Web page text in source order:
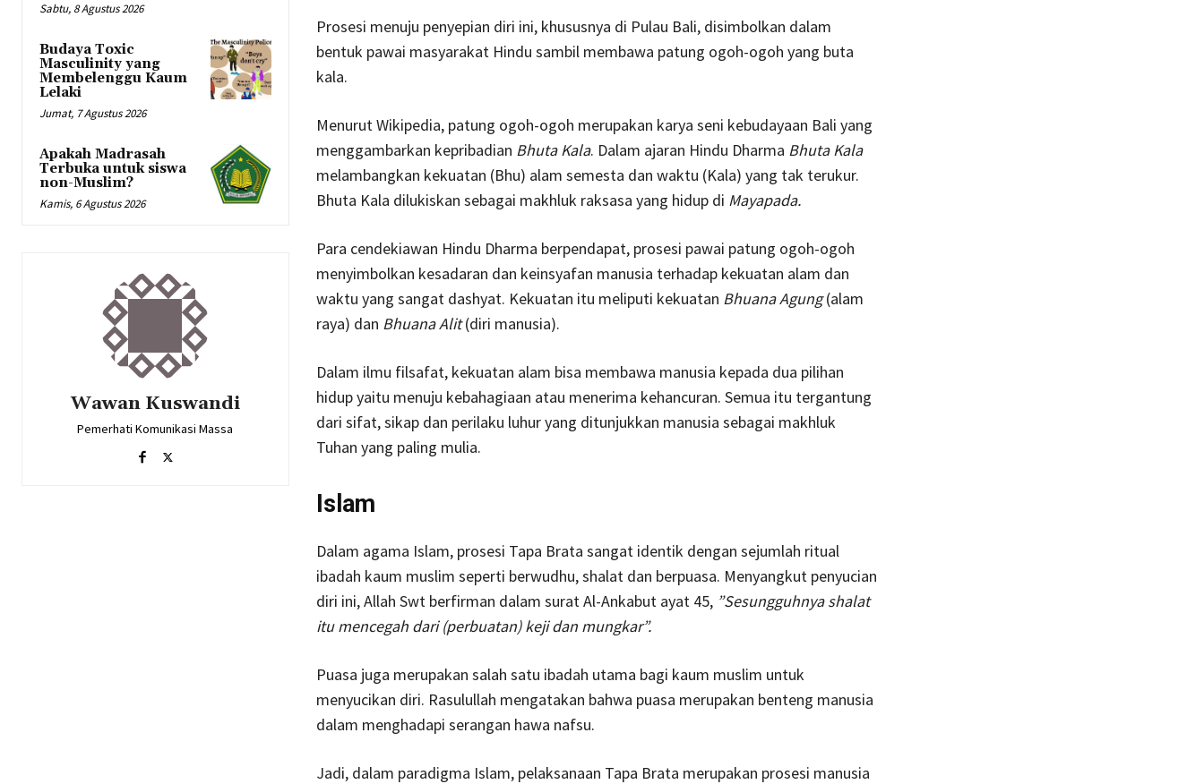
Sabtu, 8 Agustus 2026
Budaya Toxic
Masculinity yang
Membelenggu Kaum
Lelaki
Jumat, 7 Agustus 2026
Apakah Madrasah
Terbuka untuk siswa
non-Muslim?
Kamis, 6 Agustus 2026
Wawan Kuswandi
Pemerhati Komunikasi Massa
Prosesi menuju penyepian diri ini, khususnya di Pulau Bali, disimbolkan dalam
bentuk pawai masyarakat Hindu sambil membawa patung ogoh-ogoh yang buta
kala.
Menurut Wikipedia, patung ogoh-ogoh merupakan karya seni kebudayaan Bali yang
menggambarkan kepribadian Bhuta Kala. Dalam ajaran Hindu Dharma Bhuta Kala
melambangkan kekuatan (Bhu) alam semesta dan waktu (Kala) yang tak terukur.
Bhuta Kala dilukiskan sebagai makhluk raksasa yang hidup di Mayapada.
Para cendekiawan Hindu Dharma berpendapat, prosesi pawai patung ogoh-ogoh
menyimbolkan kesadaran dan keinsyafan manusia terhadap kekuatan alam dan
waktu yang sangat dashyat. Kekuatan itu meliputi kekuatan Bhuana Agung(alam
raya) dan Bhuana Alit(diri manusia).
Dalam ilmu filsafat, kekuatan alam bisa membawa manusia kepada dua pilihan
hidup yaitu menuju kebahagiaan atau menerima kehancuran. Semua itu tergantung
dari sifat, sikap dan perilaku luhur yang ditunjukkan manusia sebagai makhluk
Tuhan yang paling mulia.
Islam
Dalam agama Islam, prosesi Tapa Brata sangat identik dengan sejumlah ritual
ibadah kaum muslim seperti berwudhu, shalat dan berpuasa. Menyangkut penyucian
diri ini, Allah Swt berfirman dalam surat Al-Ankabut ayat 45, ”Sesungguhnya shalat
itu mencegah dari (perbuatan) keji dan mungkar”.
Puasa juga merupakan salah satu ibadah utama bagi kaum muslim untuk
menyucikan diri. Rasulullah mengatakan bahwa puasa merupakan benteng manusia
dalam menghadapi serangan hawa nafsu.
Jadi, dalam paradigma Islam, pelaksanaan Tapa Brata merupakan prosesi manusia